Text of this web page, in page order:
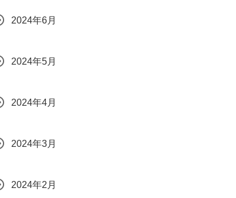
2024年6月
2024年5月
2024年4月
2024年3月
2024年2月